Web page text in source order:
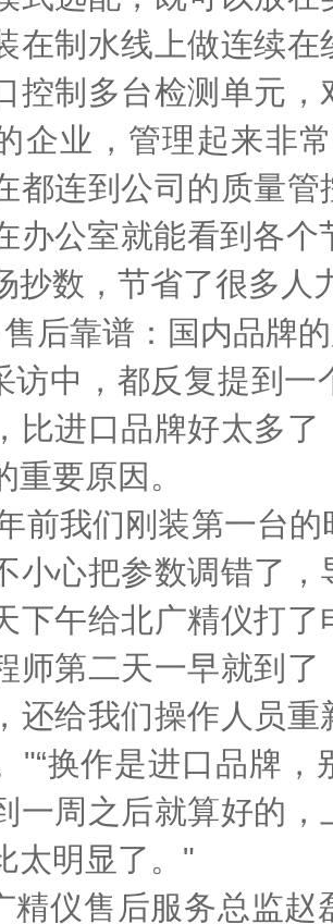
在制水线上做连续
控制多台检测单元
企业，管理起来非
都连到公司的质量
办公室就能看到各
抄数，节省了很多人
后靠谱：国内品牌
访中，都反复提到一
比进口品牌好太多
重要原因。
前我们刚装第一台
小心把参数调错了
下午给北广精仪打
师第二天一早就到
还给我们操作人员
"“换作是进口品牌，
一周之后就算好的
太明显了。"
精仪售后服务总监赵